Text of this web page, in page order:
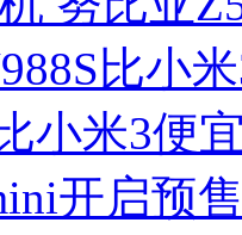
比小
小米3便
开启预